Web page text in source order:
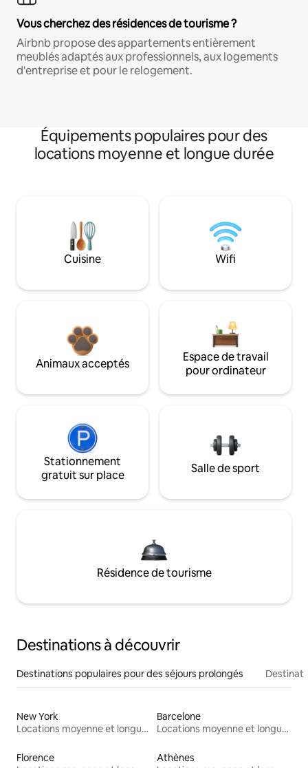
Vous cherchez des résidences de tourisme ?
Airbnb propose des appartements entièrement
meublés adaptés aux professionnels, aux logements
d'entreprise et pour le relogement.
Équipements populaires pour des
locations moyenne et longue durée
Cuisine Wifi
Animaux acceptés
Espace de travail
pour ordinateur
Stationnement
gratuit sur place
Salle de sport
Résidence de tourisme
Destinations à découvrir
Destinations populaires pour des séjours prolongés
New York
Locations moyenne et longue durée
Barcelone
Locations moyenne et longue durée
Florence
Athènes